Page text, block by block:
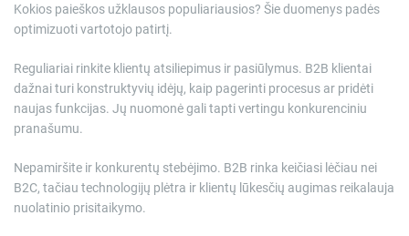
Kokios paieškos užklausos populiariausios? Šie duomenys padės
optimizuoti vartotojo patirtį.
Reguliariai rinkite klientų atsiliepimus ir pasiūlymus. B2B klientai
dažnai turi konstruktyvių idėjų, kaip pagerinti procesus ar pridėti
naujas funkcijas. Jų nuomonė gali tapti vertingu konkurenciniu
pranašumu.
Nepamiršite ir konkurentų stebėjimo. B2B rinka keičiasi lėčiau nei
B2C, tačiau technologijų plėtra ir klientų lūkesčių augimas reikalauja
nuolatinio prisitaikymo.